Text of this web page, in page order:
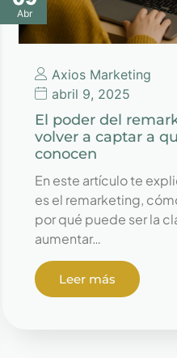
Abr
Axios Marketing
abril 9, 2025
El poder del
volver a captar a
conocen
En este artículo te
es el remarketing,
por qué puede ser la
aumentar…
Leer más